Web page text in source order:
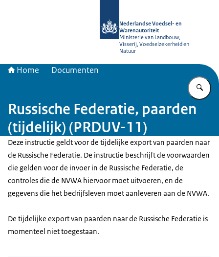
Nederlandse Voedsel- en
Warenautoriteit
Ministerie van Landbouw,
Visserij, Voedselzekerheid en
Natuur
Home Documenten
Russische Federatie, paarden
(tijdelijk) (PRDUV-11)
Deze instructie geldt voor de tijdelijke export van paarden naar
de Russische Federatie. De instructie beschrijft de voorwaarden
die gelden voor de invoer in de Russische Federatie, de
controles die de NVWA hiervoor moet uitvoeren, en de
gegevens die het bedrijfsleven moet aanleveren aan de NVWA.
De tijdelijke export van paarden naar de Russische Federatie is
momenteel niet toegestaan.